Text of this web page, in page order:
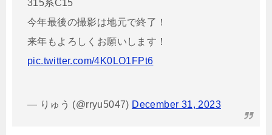
315系C15
今年最後の撮影は地元で終了！
来年もよろしくお願いします！
pic.twitter.com/4K0LO1FPt6
— りゅう (@rryu5047) December 31, 2023